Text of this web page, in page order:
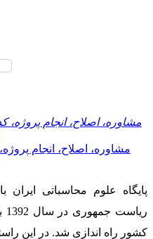
مشاوره، اصلاح، انجام
پایگاه علوم محاسباتی
کشور راه اندازی شد. در این